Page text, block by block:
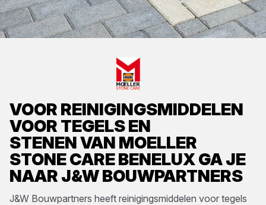
VOOR REINIGINGSMIDDELEN
VOOR TEGELS EN
STENENVAN MOELLER
STONE CARE BENELUXGA JE
NAAR J&W BOUWPARTNERS
J&W Bouwpartners heeft reinigingsmiddelen voor tegels